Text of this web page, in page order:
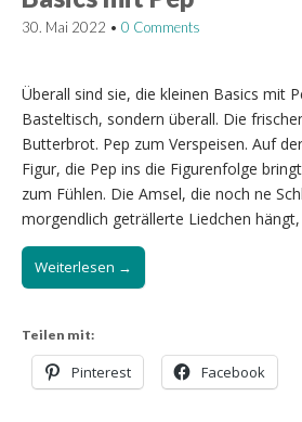
30. Mai 2022 • 0 Comments
Überall sind sie, die kleinen Basics mit
Basteltisch, sondern überall. Die
Butterbrot. Pep zum Verspeisen. Auf
Figur, die Pep ins die Figurenfolge
zum Fühlen. Die Amsel, die noch ne
morgendlich geträllerte Liedchen
Weiterlesen →
Teilen mit:
Pinterest Facebook